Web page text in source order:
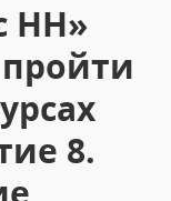
НН»
8.